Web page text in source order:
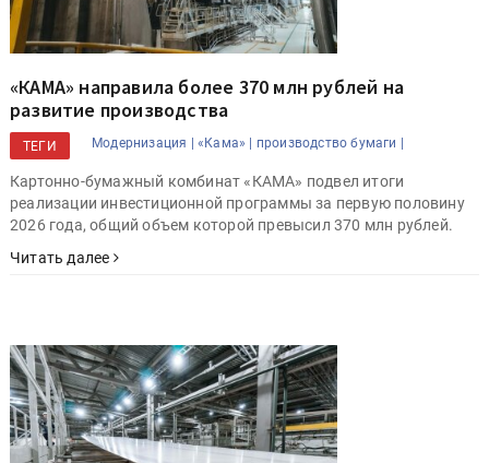
«КАМА» направила более 370 млн рублей на
развитие производства
ТЕГИ Модернизация | «Кама» | производство бумаги |
Картонно-бумажный комбинат «КАМА» подвел итоги
реализации инвестиционной программы за первую половину
2026 года, общий объем которой превысил 370 млн рублей.
Читать далее